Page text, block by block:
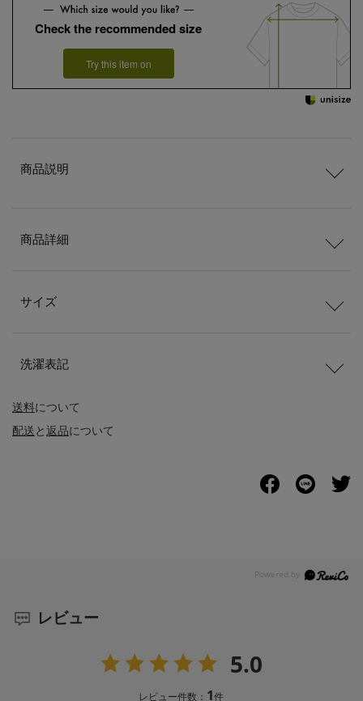
Check the recommended size
Try this item on
送料について
配送と返品について
商品説明
商品詳細
サイズ
洗濯表記
レビュー
5.0
レビュー件数： 1件